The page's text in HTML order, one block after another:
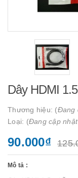
Dây HDMI
Thương hiệu: (Đang
Loại: (Đang cập nhật
90.000₫
Mô tả :